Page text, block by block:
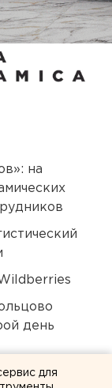
на
день
для